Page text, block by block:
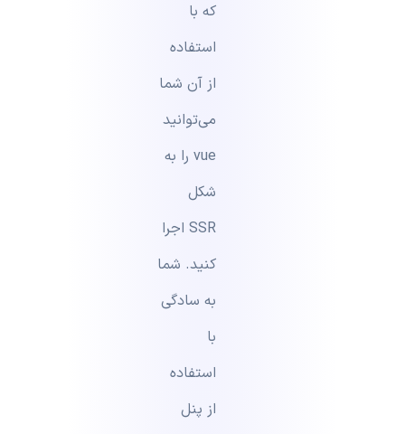
که با
استفاده
از آن شما
می‌توانید
vue را به
شکل
SSR اجرا
کنید. شما
به سادگی
با
استفاده
از پنل